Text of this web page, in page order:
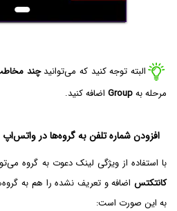
البته توجه کنید که می‌توانیدچند
مرحله بهGroup اضافه کنید.
افزودن شماره تلفن به گروه‌ها در واتس‌اپ
با استفاده از ویژگی لینک دعوت به گروه
کانتکتس اضافه و تعریف نشده را هم به
به این صورت است: